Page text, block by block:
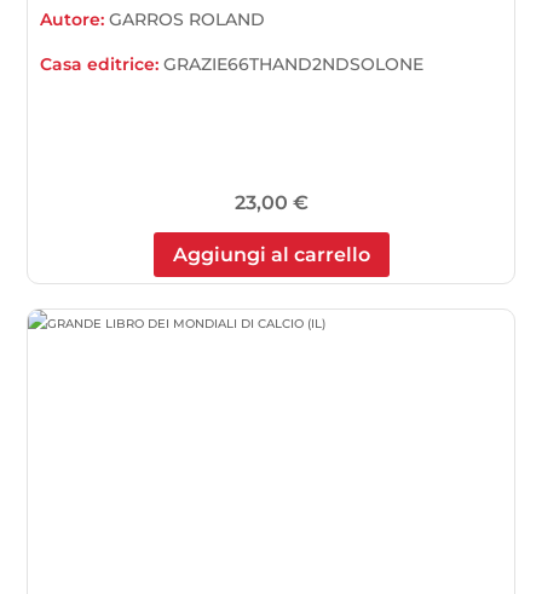
Autore:GARROS ROLAND
Casa editrice:GRAZIE66THAND2NDSOLONE
23,00 €
Aggiungi al carrello